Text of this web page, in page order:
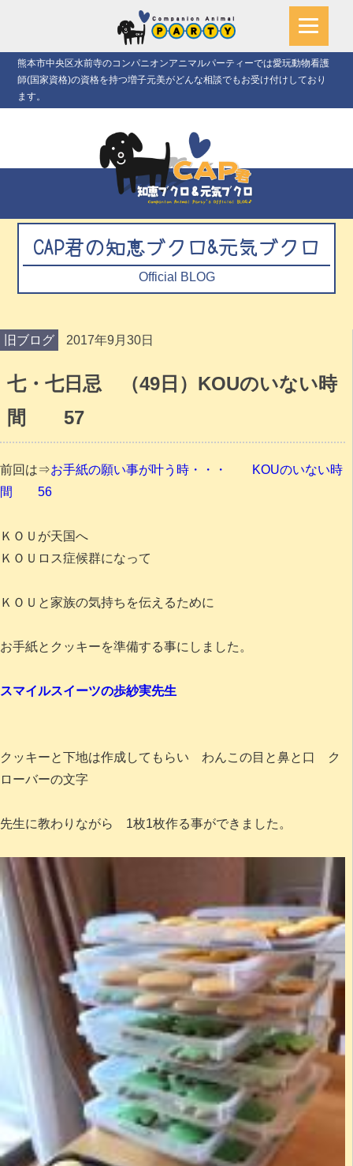
熊本市中央区水前寺のコンパニオンアニマルパーティーでは愛玩動物看護
師(国家資格)の資格を持つ増子元美がどんな相談でもお受け付けしており
ます。
CAP君の知恵ブクロ&元気ブクロ
Official BLOG
旧ブログ 2017年9月30日
七・七日忌 （49日）KOUのいない時
間 57
前回は⇒お手紙の願い事が叶う時・・・ KOUのいない時
間 56
ＫＯＵが天国へ
ＫＯＵロス症候群になって
ＫＯＵと家族の気持ちを伝えるために
お手紙とクッキーを準備する事にしました。
スマイルスイーツの歩紗実先生
クッキーと下地は作成してもらい わんこの目と鼻と口 ク
ローバーの文字
先生に教わりながら 1枚1枚作る事ができました。